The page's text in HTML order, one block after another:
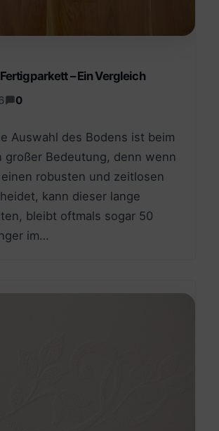
– Ein Vergleich
0
Auswahl des Bodens ist beim
großer Bedeutung, denn wenn
robusten und zeitlosen
kann dieser lange
bleibt oftmals sogar 50
im…